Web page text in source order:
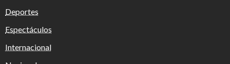
Deportes
Espectáculos
Internacional